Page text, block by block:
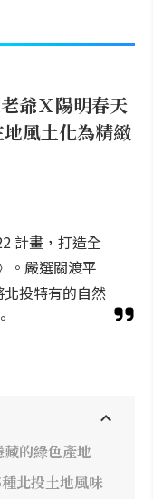
爺Ｘ陽明春天
風土化為精緻
計畫，打造全
。嚴選關渡平
投特有的自然
的綠色產地
北投土地風味